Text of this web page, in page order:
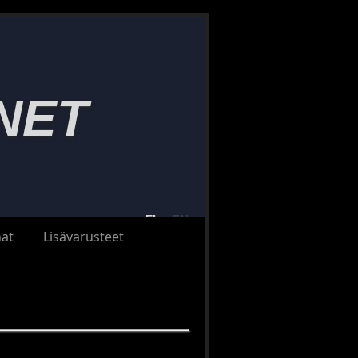
FI EN
Lisävarusteet